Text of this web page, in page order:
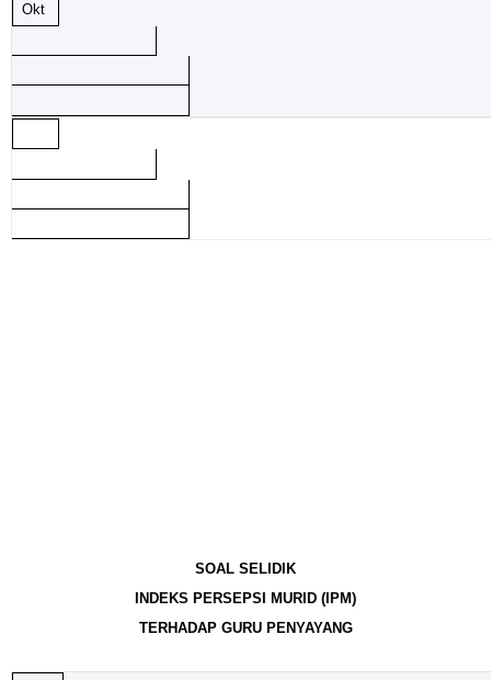
Okt
SOAL SELIDIK
INDEKS PERSEPSI MURID (IPM)
TERHADAP GURU PENYAYANG